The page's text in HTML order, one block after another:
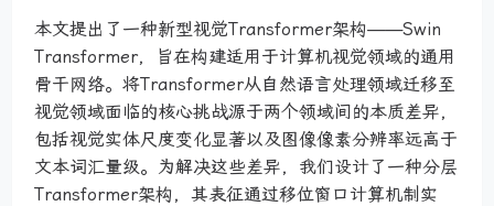
本文提出了一种新型视觉Transformer架构——Swin
Transformer，旨在构建适用于计算机视觉领域的通用
骨干网络。将Transformer从自然语言处理领域迁移至
视觉领域面临的核心挑战源于两个领域间的本质差异，
包括视觉实体尺度变化显著以及图像像素分辨率远高于
文本词汇量级。为解决这些差异，我们设计了一种分层
Transformer架构，其表征通过移位窗口计算机制实